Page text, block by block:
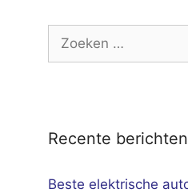
naar:
Recente berichten
Beste elektrische